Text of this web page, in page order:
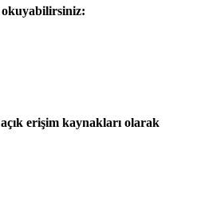
erişim kaynakları olarak